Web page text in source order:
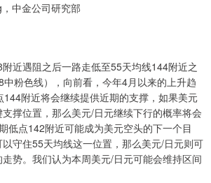
中金公司研究部
近遇阻之后一路走低至55天均线144附近之
粉色线），向前看，今年4月以来的上升趋
附近将会继续提供近期的支撑，如果美元
撑位置，那么美元/日元继续下行的概率将会
低点142附近可能成为美元空头的下一个目
守住55天均线这一位置，那么美元/日元则可
势。我们认为本周美元/日元可能会维持区间